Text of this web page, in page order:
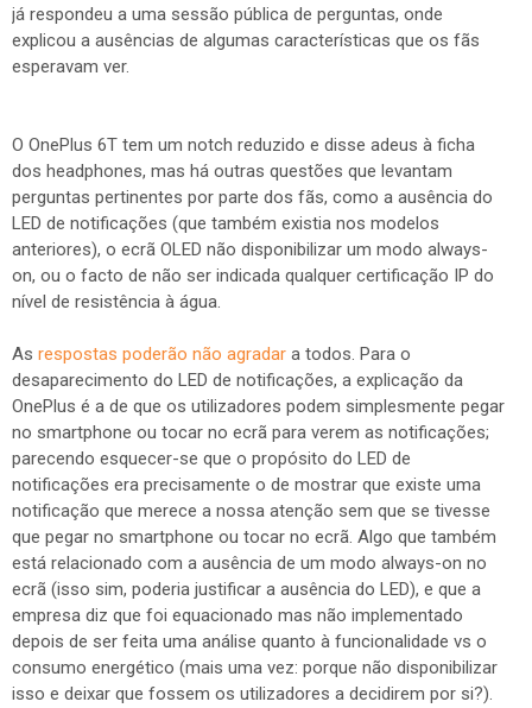
já respondeu a uma sessão pública de perguntas, onde
explicou a ausências de algumas características que os fãs
esperavam ver.
O OnePlus 6T tem um notch reduzido e disse adeus à ficha
dos headphones, mas há outras questões que levantam
perguntas pertinentes por parte dos fãs, como a ausência do
LED de notificações (que também existia nos modelos
anteriores), o ecrã OLED não disponibilizar um modo always-
on, ou o facto de não ser indicada qualquer certificação IP do
nível de resistência à água.
As respostas poderão não agradar a todos. Para o
desaparecimento do LED de notificações, a explicação da
OnePlus é a de que os utilizadores podem simplesmente pegar
no smartphone ou tocar no ecrã para verem as notificações;
parecendo esquecer-se que o propósito do LED de
notificações era precisamente o de mostrar que existe uma
notificação que merece a nossa atenção sem que se tivesse
que pegar no smartphone ou tocar no ecrã. Algo que também
está relacionado com a ausência de um modo always-on no
ecrã (isso sim, poderia justificar a ausência do LED), e que a
empresa diz que foi equacionado mas não implementado
depois de ser feita uma análise quanto à funcionalidade vs o
consumo energético (mais uma vez: porque não disponibilizar
isso e deixar que fossem os utilizadores a decidirem por si?).